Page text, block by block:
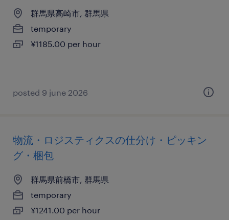
群馬県高崎市, 群馬県
temporary
¥1185.00 per hour
posted 9 june 2026
物流・ロジスティクスの仕分け・ピッキン
グ・梱包
群馬県前橋市, 群馬県
temporary
¥1241.00 per hour